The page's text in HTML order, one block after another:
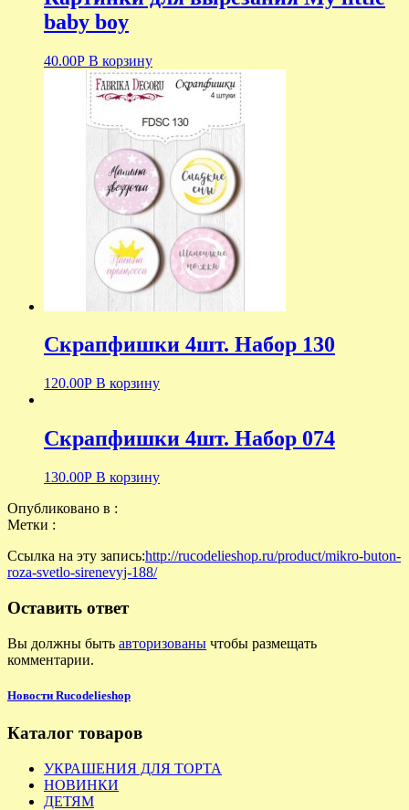
baby boy
40.00Р В корзину
Скрапфишки 4шт. Набор 130
120.00Р В корзину
Скрапфишки 4шт. Набор 074
130.00Р В корзину
Опубликовано в :
Метки :
Ссылка на эту запись:http://rucodelieshop.ru/product/mikro-buton-
roza-svetlo-sirenevyj-188/
Оставить ответ
Вы должны быть авторизованы чтобы размещать
комментарии.
Новости Rucodelieshop
Каталог товаров
УКРАШЕНИЯ ДЛЯ ТОРТА
НОВИНКИ
ДЕТЯМ